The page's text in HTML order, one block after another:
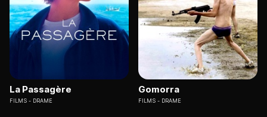
La Passagère
FILMS DRAME
Gomorra
FILMS DRAME